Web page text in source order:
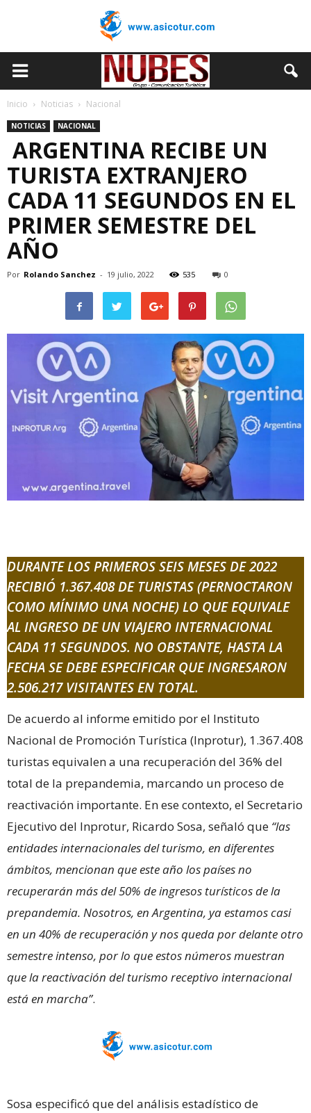
Inicio Noticias Nacional
NOTICIAS NACIONAL
ARGENTINA RECIBE UN
TURISTA EXTRANJERO
CADA 11 SEGUNDOS EN EL
PRIMER SEMESTRE DEL
AÑO
Por Rolando Sanchez - 19 julio, 2022 535 0
DURANTE LOS PRIMEROS SEIS MESES DE 2022
RECIBIÓ 1.367.408 DE TURISTAS (PERNOCTARON
COMO MÍNIMO UNA NOCHE) LO QUE EQUIVALE
AL INGRESO DE UN VIAJERO INTERNACIONAL
CADA 11 SEGUNDOS. NO OBSTANTE, HASTA LA
FECHA SE DEBE ESPECIFICAR QUE INGRESARON
2.506.217 VISITANTES EN TOTAL.
De acuerdo al informe emitido por el Instituto
Nacional de Promoción Turística (Inprotur), 1.367.408
turistas equivalen a una recuperación del 36% del
total de la prepandemia, marcando un proceso de
reactivación importante. En ese contexto, el Secretario
Ejecutivo del Inprotur, Ricardo Sosa, señaló que “las
entidades internacionales del turismo, en diferentes
ámbitos, mencionan que este año los países no
recuperarán más del 50% de ingresos turísticos de la
prepandemia. Nosotros, en Argentina, ya estamos casi
en un 40% de recuperación y nos queda por delante otro
semestre intenso, por lo que estos números muestran
que la reactivación del turismo receptivo internacional
está en marcha”.
Sosa especificó que del análisis estadístico de